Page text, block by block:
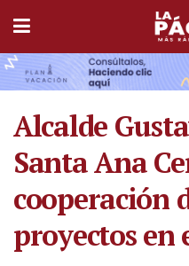
Alcalde
Santa Ana
cooperación
proyectos en